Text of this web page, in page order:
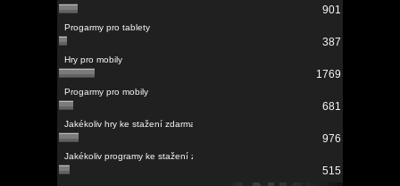
901
387
1769
681
976
515